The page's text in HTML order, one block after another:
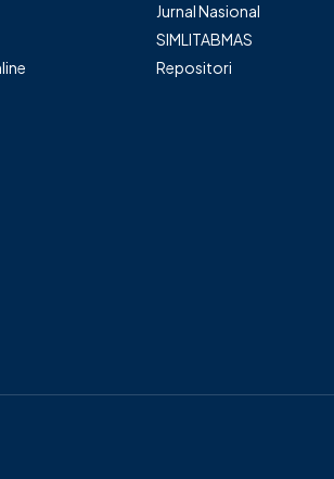
Jurnal Nasional
SIMLITABMAS
Repositori